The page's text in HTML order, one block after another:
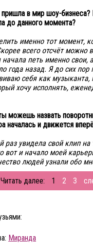
в мир шоу-бизнеса?
до данного момента?
именно тот момент,
всего отсчёт можно
петь именно свои,
года назад. Я до сих пор
себя как
хочу исполнять,
можешь назвать
началась и движется
раз увидела свой клип на
вот и начало моей
людей узнали обо
Читать далее: 1 2 3
Миранда